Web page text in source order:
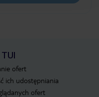
ofert
ich udostępniania
ofert